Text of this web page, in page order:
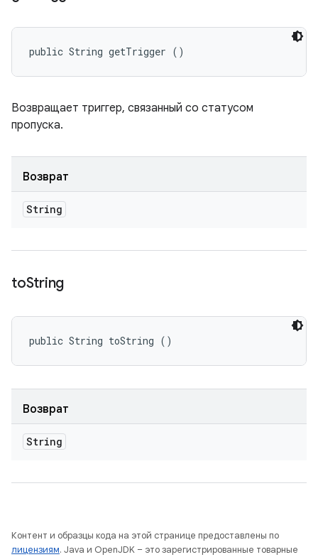
public String getTrigger ()
Возвращает триггер, связанный со статусом
пропуска.
Возврат
String
toString
public String toString ()
Возврат
String
Контент и образцы кода на этой странице предоставлены по
лицензиям. Java и OpenJDK – это зарегистрированные товарные